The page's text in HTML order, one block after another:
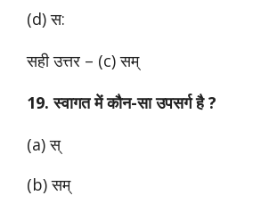
(d) स:
सही उत्तर – (c) सम्
19. स्वागत में कौन-सा उपसर्ग है ?
(a) स्
(b) सम्